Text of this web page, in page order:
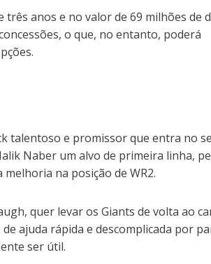
anos e no valor de 69 milhões de
o que, no entanto, poderá
talentoso e promissor que entra no
Naber um alvo de primeira linha,
na posição de WR2.
quer levar os Giants de volta ao
ajuda rápida e descomplicada por
ser útil.